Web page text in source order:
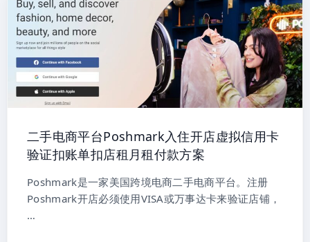
二手电商平台Poshmark入住开店虚拟信用卡
验证扣账单扣店租月租付款方案
Poshmark是一家美国跨境电商二手电商平台。注册
Poshmark开店必须使用VISA或万事达卡来验证店铺，
…